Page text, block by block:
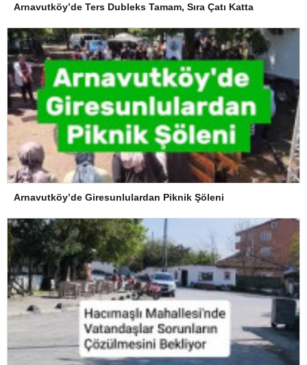
Arnavutköy’de Ters Dubleks Tamam, Sıra Çatı Katta
Arnavutköy’de Giresunlulardan Piknik Şöleni